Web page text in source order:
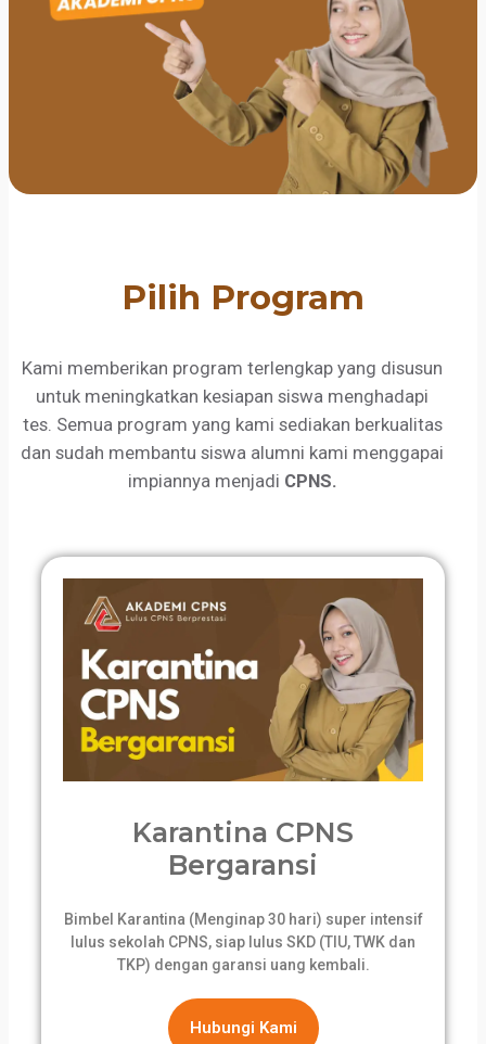
Pilih Program
Kami memberikan program terlengkap yang disusun
untuk meningkatkan kesiapan siswa menghadapi
tes. Semua program yang kami sediakan berkualitas
dan sudah membantu siswa alumni kami menggapai
impiannya menjadi CPNS.
Karantina CPNS
Bergaransi
Bimbel Karantina (Menginap 30 hari) super intensif
lulus sekolah CPNS, siap lulus SKD (TIU, TWK dan
TKP) dengan garansi uang kembali.
Hubungi Kami